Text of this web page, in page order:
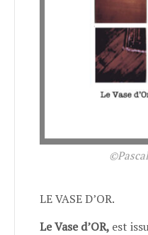
LE VASE D’OR.
Le Vase d’OR, est